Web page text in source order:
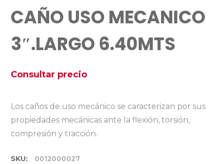
CAÑO USO MECANICO
3″.LARGO 6.40MTS
Consultar precio
Los caños de uso mecánico se caracterizan por sus
propiedades mecánicas ante la flexión, torsión,
compresión y tracción.
SKU:
0012000027